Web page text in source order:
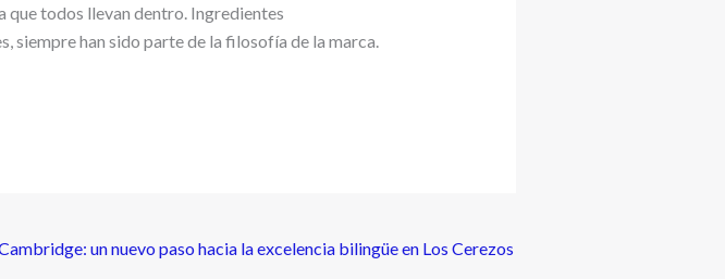
que todos llevan dentro. Ingredientes
siempre han sido parte de la filosofía de la marca.
un nuevo paso hacia la excelencia bilingüe en Los Cerezos